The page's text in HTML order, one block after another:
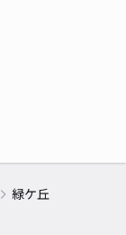
緑ケ丘